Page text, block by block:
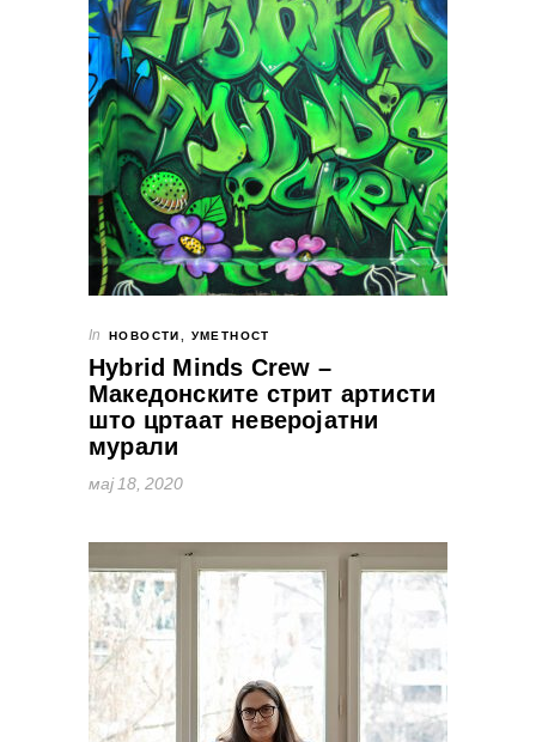
In НОВОСТИ , УМЕТНОСТ
Hybrid Minds Crew –
Македонските стрит артисти
што цртаат неверојатни
мурали
мај 18, 2020